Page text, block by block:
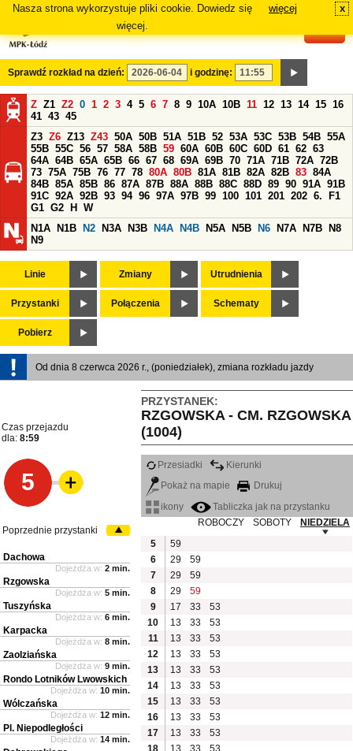
Nasza strona wykorzystuje pliki cookie. Dowiedz się
więcej.
więcej x
Sprawdź rozkład na dzień: i godzinę:
Z Z1 Z2 0 1 2 3 4 5 6 7 8 9 10A 10B 11 12 13 14 15 16
41 43 45
Z3 Z6 Z13 Z43 50A 50B 51A 51B 52 53A 53C 53B 54B 55A
55B 55C 56 57 58A 58B 59 60A 60B 60C 60D 61 62 63
64A 64B 65A 65B 66 67 68 69A 69B 70 71A 71B 72A 72B
73 75A 75B 76 77 78 80A 80B 81A 81B 82A 82B 83 84A
84B 85A 85B 86 87A 87B 88A 88B 88C 88D 89 90 91A 91B
91C 92A 92B 93 94 96 97A 97B 99 100 101 201 202 6.
F1
G1 G2 H
W
N1A
N1B N2 N3A N3B N4A N4B N5A N5B N6 N7A N7B
N8
N9
Linie Zmiany Utrudnienia
Przystanki Połączenia Schematy
Pobierz
Od dnia 8 czerwca 2026 r., (poniedziałek), zmiana rozkładu jazdy
PRZYSTANEK:
RZGOWSKA - CM. RZGOWSKA
(1004)
Czas przejazdu
dla: 8:59
5
Przesiadki
Kierunki
Pokaż na mapie
Drukuj
ikony
Tabliczka jak na przystanku
ROBOCZY
SOBOTY
NIEDZIELA
5
59
6
29
59
7
29
59
8
29
59
9
17 33
53
10
13 33
53
11
13 33
53
12
13 33
53
13
13 33
53
14
13 33
53
15
13 33
53
16
13 33
53
17
13 33
53
18
13 33
53
Poprzednie przystanki
Dachowa
Dojeżdża w: 2 min.
Rzgowska
Dojeżdża w: 5 min.
Tuszyńska
Dojeżdża w: 6 min.
Karpacka
Dojeżdża w: 8 min.
Zaolziańska
Dojeżdża w: 9 min.
Rondo Lotników Lwowskich
Dojeżdża w: 10 min.
Wólczańska
Dojeżdża w: 12 min.
Pl. Niepodległości
Dojeżdża w: 14 min.